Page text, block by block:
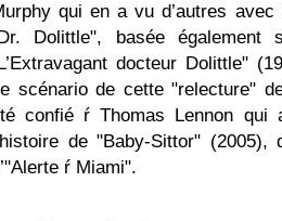
qui en a vu d’autres
Dolittle", basée également
docteur Dolittle"
scénario de cette "relecture"
confié ŕ Thomas Lennon qui
de "Baby-Sittor"
ŕ Miami".